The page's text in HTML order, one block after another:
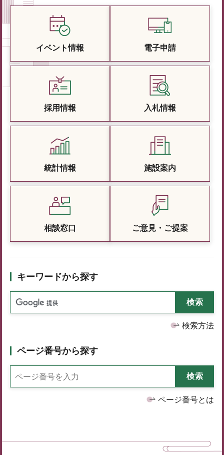
イベント情報 電子申請
採用情報 入札情報
統計情報 施設案内
相談窓口 ご意見・ご提案
キーワードから探す
検索方法
ページ番号から探す
ページ番号とは